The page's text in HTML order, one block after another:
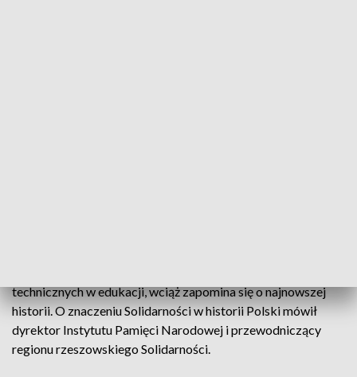
technicznych w edukacji, wciąż zapomina się o najnowszej
historii. O znaczeniu Solidarności w historii Polski mówił
dyrektor Instytutu Pamięci Narodowej i przewodniczący
regionu rzeszowskiego Solidarności.